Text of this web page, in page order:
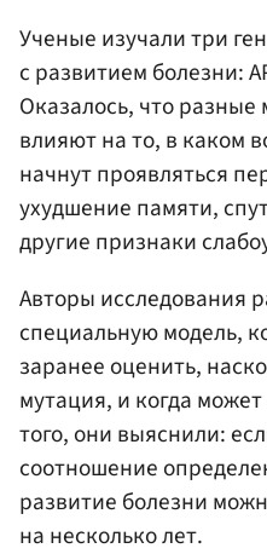
Ученые изучали три
с развитием болезни:
Оказалось, что разные
влияют на то, в каком
начнут проявляться
ухудшение памяти,
другие признаки
Авторы исследования
специальную модель,
заранее оценить,
мутация, и когда
того, они выяснили:
соотношение
развитие болезни
на несколько лет.